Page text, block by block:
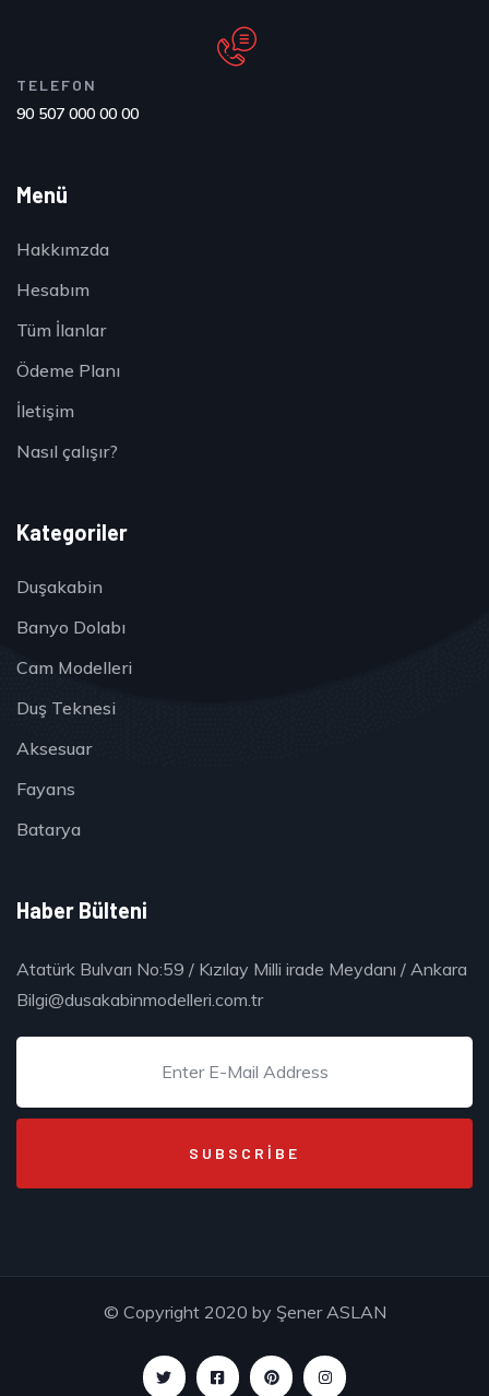
TELEFON
90 507 000 00 00
Menü
Hakkımzda
Hesabım
Tüm İlanlar
Ödeme Planı
İletişim
Nasıl çalışır?
Kategoriler
Duşakabin
Banyo Dolabı
Cam Modelleri
Duş Teknesi
Aksesuar
Fayans
Batarya
Haber Bülteni
Atatürk Bulvarı No:59 / Kızılay Milli irade Meydanı / Ankara
Bilgi@dusakabinmodelleri.com.tr
© Copyright 2020 by Şener ASLAN